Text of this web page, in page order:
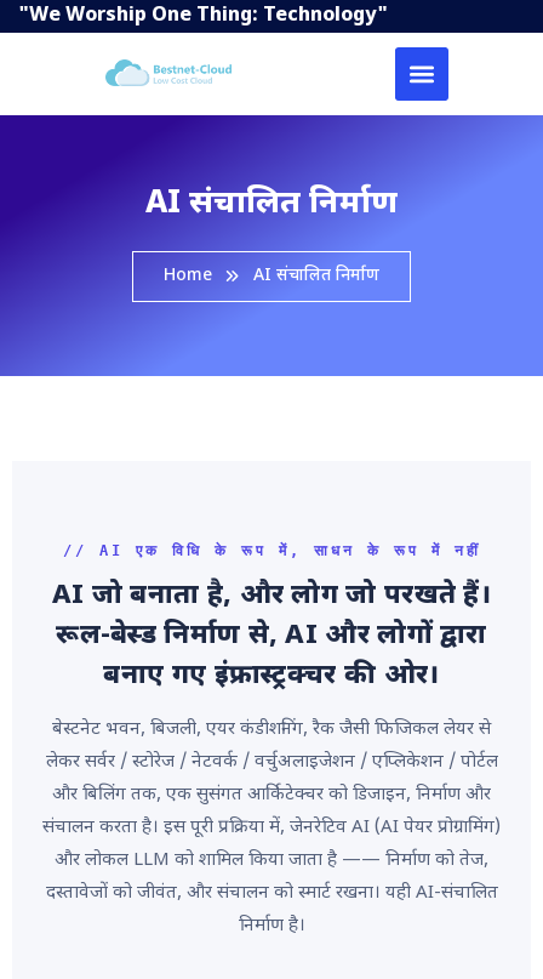
"We Worship One Thing: Technology"
AI संचालित निर्माण
Home AI संचालित निर्माण
// AI एक विधि के रूप में, साधन के रूप में नहीं
AI जो बनाता है, और लोग जो परखते हैं।
रूल-बेस्ड निर्माण से, AI और लोगों द्वारा
बनाए गए इंफ्रास्ट्रक्चर की ओर।
बेस्टनेट भवन, बिजली, एयर कंडीशनिंग, रैक जैसी फिजिकल लेयर से
लेकर सर्वर / स्टोरेज / नेटवर्क / वर्चुअलाइजेशन / एप्लिकेशन / पोर्टल
और बिलिंग तक, एक सुसंगत आर्किटेक्चर को डिजाइन, निर्माण और
संचालन करता है। इस पूरी प्रक्रिया में, जेनरेटिव AI (AI पेयर प्रोग्रामिंग)
और लोकल LLM को शामिल किया जाता है —— निर्माण को तेज,
दस्तावेजों को जीवंत, और संचालन को स्मार्ट रखना। यही AI-संचालित
निर्माण है।